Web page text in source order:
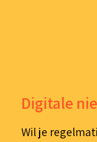
Digitale
Wil je